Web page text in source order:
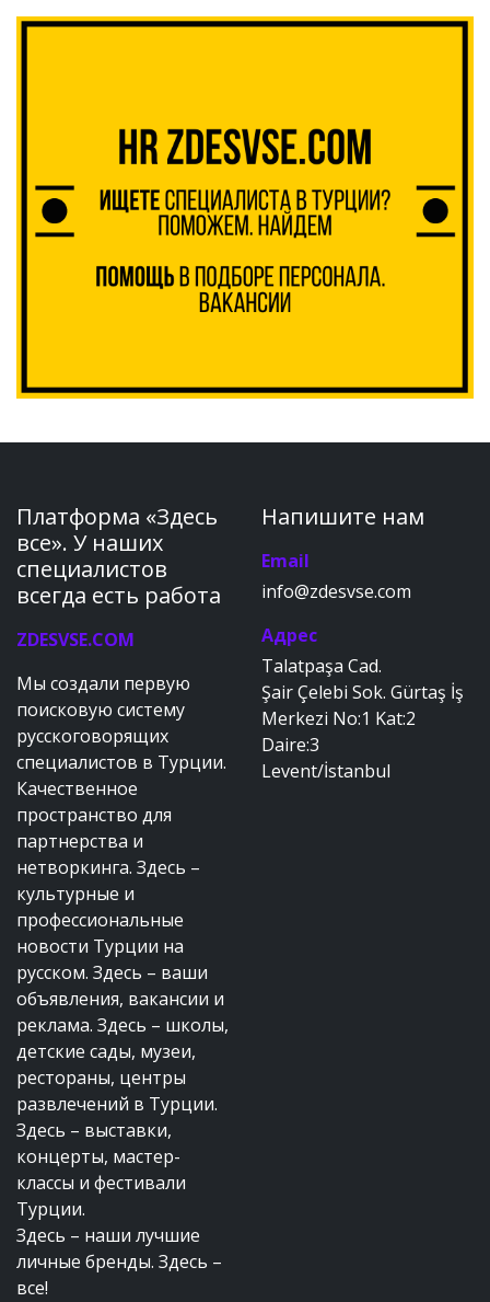
Платформа «Здесь
все». У наших
специалистов
всегда есть работа
ZDESVSE.COM
Мы создали первую
поисковую систему
русскоговорящих
специалистов в Турции.
Качественное
пространство для
партнерства и
нетворкинга. Здесь –
культурные и
профессиональные
новости Турции на
русском. Здесь – ваши
объявления, вакансии и
реклама. Здесь – школы,
детские сады, музеи,
рестораны, центры
развлечений в Турции.
Здесь – выставки,
концерты, мастер-
классы и фестивали
Турции.
Здесь – наши лучшие
личные бренды. Здесь –
все!
Напишите нам
Email
info@zdesvse.com
Адрес
Talatpaşa Cad.
Şair Çelebi Sok. Gürtaş İş
Merkezi No:1 Kat:2
Daire:3
Levent/İstanbul